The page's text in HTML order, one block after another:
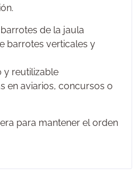
de la jaula
barrotes verticales y
y reutilizable
en aviarios, concursos o
para mantener el orden